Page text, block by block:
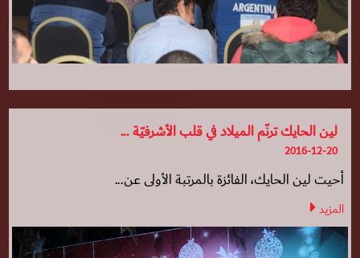
لين الحايك ترنّم الميلاد في قلب الأشرفيّة ...
2016-12-20
أحيت لين الحايك، الفائزة بالمرتبة الأولى عن...
المزيد